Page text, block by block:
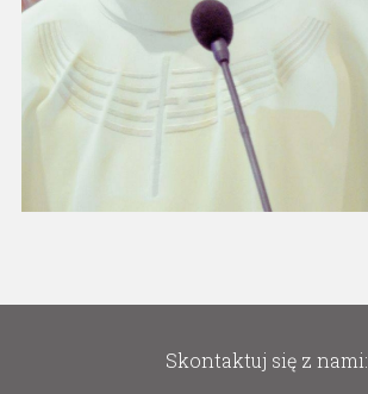
Skontaktuj się z nami: